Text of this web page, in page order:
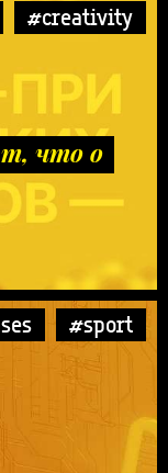
#creativity
что о
#sport